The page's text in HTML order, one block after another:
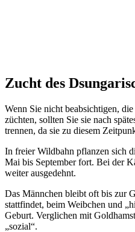
Zucht des
Wenn Sie nicht beabsichtigen,
züchten, sollten Sie sie nach
trennen, da sie zu diesem
In freier Wildbahn pflanzen sich
Mai bis September fort. Bei der
weiter ausgedehnt.
Das Männchen bleibt oft bis zur
stattfindet, beim Weibchen und
Geburt. Verglichen mit
„sozial“.